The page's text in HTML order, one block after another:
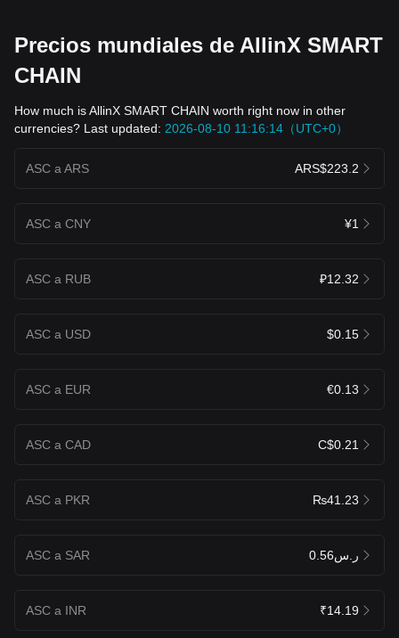
Precios mundiales de AllinX SMART
CHAIN
How much is AllinX SMART CHAIN worth right now in other
currencies? Last updated: 2026-08-10 11:16:14（UTC+0）
ASC a ARS ARS$223.2
ASC a CNY ¥1
ASC a RUB ₽12.32
ASC a USD $0.15
ASC a EUR €0.13
ASC a CAD C$0.21
ASC a PKR ₨41.23
ASC a SAR ر.س0.56
ASC a INR ₹14.19